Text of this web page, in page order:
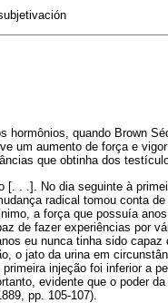
quando Brown
um aumento de força e
que obtinha dos
. .]. No dia seguinte à
radical tomou conta
a força que possuía
de fazer experiências por
eu nunca tinha sido capaz
o jato da urina em
injeção foi inferior a
evidente que o poder
pp. 105-107).